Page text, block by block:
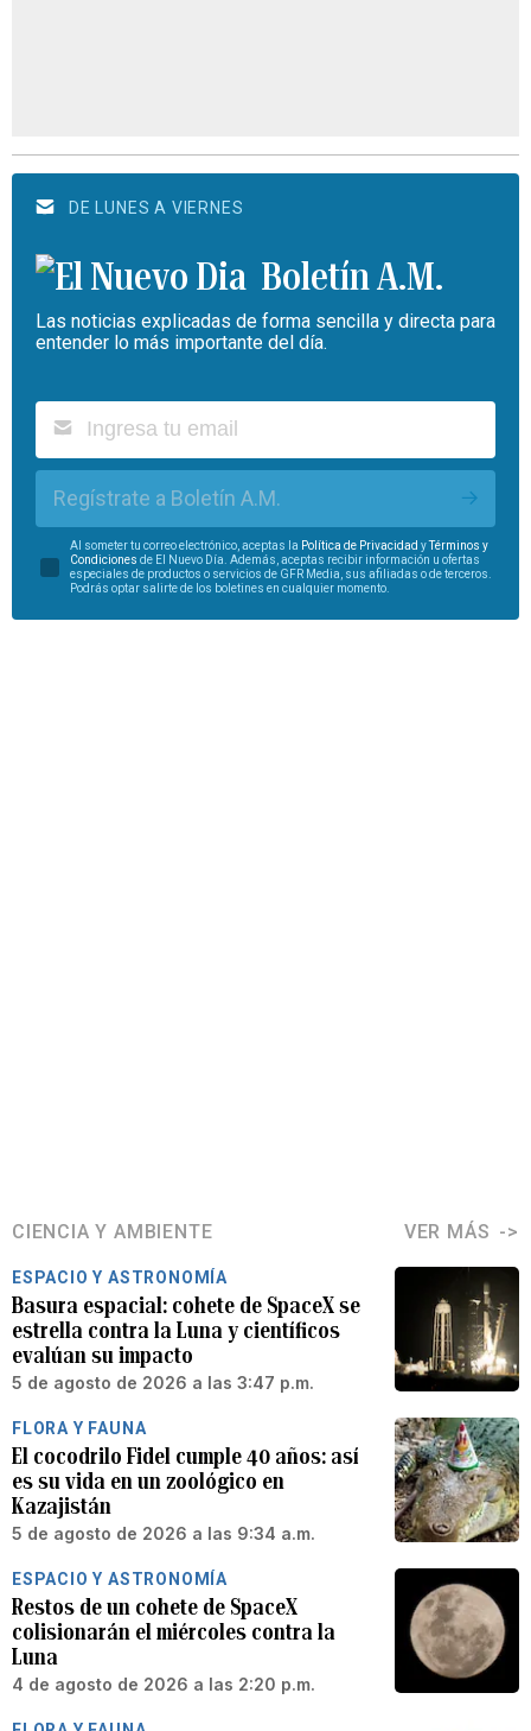
DE LUNES A VIERNES
Boletín A.M.
Las noticias explicadas de forma sencilla y directa para
entender lo más importante del día.
Regístrate a Boletín A.M.
Al someter tu correo electrónico, aceptas la Política de Privacidad yTérminos y
Condiciones de El Nuevo Día. Además, aceptas recibir información u ofertas
especiales de productos o servicios de GFR Media, sus afiliadas o de terceros.
Podrás optar salirte de los boletines en cualquier momento.
CIENCIA Y AMBIENTE VER MÁS
ESPACIO Y ASTRONOMÍA
Basura espacial: cohete de SpaceX se
estrella contra la Luna y científicos
evalúan su impacto
5 de agosto de 2026 a las 3:47 p.m.
FLORA Y FAUNA
El cocodrilo Fidel cumple 40 años: así
es su vida en un zoológico en
Kazajistán
5 de agosto de 2026 a las 9:34 a.m.
ESPACIO Y ASTRONOMÍA
Restos de un cohete de SpaceX
colisionarán el miércoles contra la
Luna
4 de agosto de 2026 a las 2:20 p.m.